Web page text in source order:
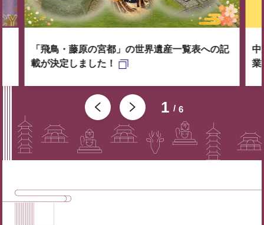
1 6
「飛鳥・藤原の宮都」の世界遺産一覧表への記
載が決定しました！
中
業